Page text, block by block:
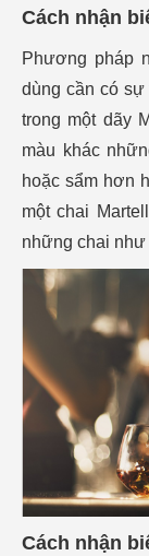
Cách nhận
Phương pháp
dùng cần có sự
trong một dãy
màu khác
hoặc sẩm hơn
một chai
những chai như
Cách nhận